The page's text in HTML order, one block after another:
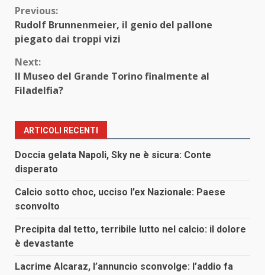
Continue
Reading
Previous:
Rudolf Brunnenmeier, il genio del pallone
piegato dai troppi vizi
Next:
Il Museo del Grande Torino finalmente al
Filadelfia?
ARTICOLI RECENTI
Doccia gelata Napoli, Sky ne è sicura: Conte
disperato
Calcio sotto choc, ucciso l’ex Nazionale: Paese
sconvolto
Precipita dal tetto, terribile lutto nel calcio: il dolore
è devastante
Lacrime Alcaraz, l’annuncio sconvolge: l’addio fa